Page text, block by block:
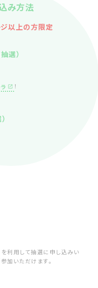
み方法
以上の方限定
選）
！
利用して抽選に申し込みい
加いただけます。